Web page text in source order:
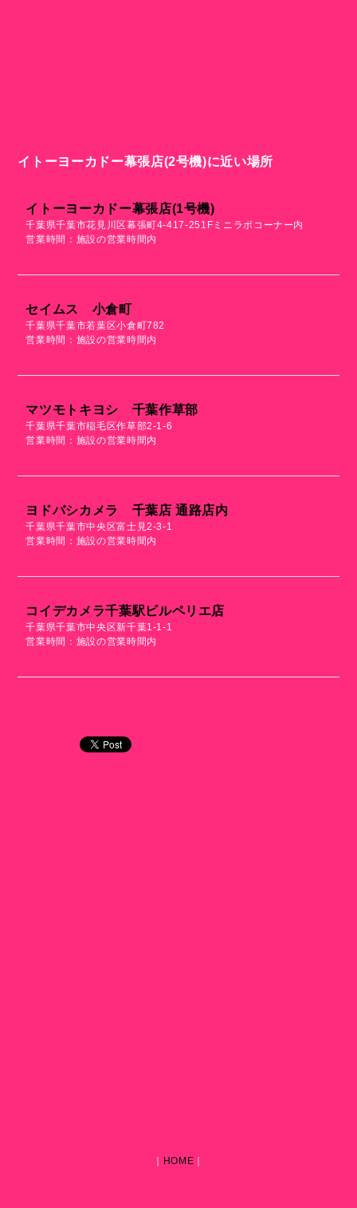
イトーヨーカドー幕張店(2号機)に近い場所
イトーヨーカドー幕張店(1号機)
千葉県千葉市花見川区幕張町4-417-251Fミニラボコーナー内
営業時間：施設の営業時間内
セイムス 小倉町
千葉県千葉市若葉区小倉町782
営業時間：施設の営業時間内
マツモトキヨシ 千葉作草部
千葉県千葉市稲毛区作草部2-1-6
営業時間：施設の営業時間内
ヨドバシカメラ 千葉店 通路店内
千葉県千葉市中央区富士見2-3-1
営業時間：施設の営業時間内
コイデカメラ千葉駅ビルペリエ店
千葉県千葉市中央区新千葉1-1-1
営業時間：施設の営業時間内
HOME